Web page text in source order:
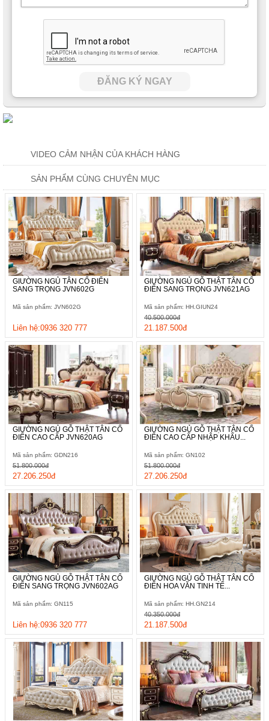
ĐĂNG KÝ NGAY
VIDEO CẢM NHẬN CỦA KHÁCH HÀNG
SẢN PHẨM CÙNG CHUYÊN MỤC
GIƯỜNG NGỦ TÂN CỔ ĐIỂN
SANG TRỌNG JVN602G
Mã sản phẩm: JVN602G
Liên hệ:0936 320 777
GIƯỜNG NGỦ GỖ THẬT TÂN CỔ
ĐIỂN SANG TRỌNG JVN621AG
Mã sản phẩm: HH.GIUN24
21.187.500đ
40.500.000đ
GIƯỜNG NGỦ GỖ THẬT TÂN CỔ
ĐIỂN CAO CẤP JVN620AG
Mã sản phẩm: GDN216
27.206.250đ
51.800.000đ
GIƯỜNG NGỦ GỖ THẬT TÂN CỔ
ĐIỂN CAO CẤP NHẬP KHẨU...
Mã sản phẩm: GN102
27.206.250đ
51.800.000đ
GIƯỜNG NGỦ GỖ THẬT TÂN CỔ
ĐIỂN SANG TRỌNG JVN602AG
Mã sản phẩm: GN115
Liên hệ:0936 320 777
GIƯỜNG NGỦ GỖ THẬT TÂN CỔ
ĐIỂN HOA VĂN TINH TẾ...
Mã sản phẩm: HH.GN214
21.187.500đ
40.350.000đ